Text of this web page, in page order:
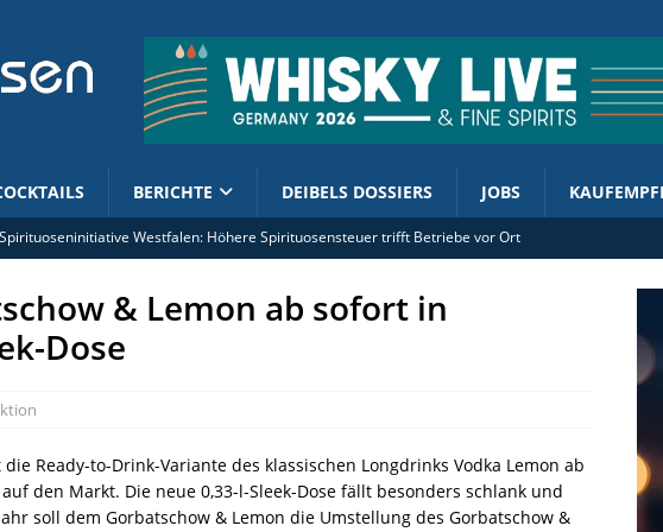
BERICHTE DEIBELS DOSSIERS JOBS
Spirituoseninitiative Westfalen: Höhere Spirituosensteuer trifft Betriebe vor Ort
25. Jubiläum: Pōkeno kündigt The Lord of the Rings Ringbearer an
Mars Whisky: Hombo Shuzo Company zelebriert zwei Jubiläen
& Lemon ab sofort in
Dose
Ready-to-Drink-Variante des klassischen Longdrinks Vodka Lemon ab
den Markt. Die neue 0,33-l-Sleek-Dose fällt besonders schlank und
soll dem Gorbatschow & Lemon die Umstellung des Gorbatschow &